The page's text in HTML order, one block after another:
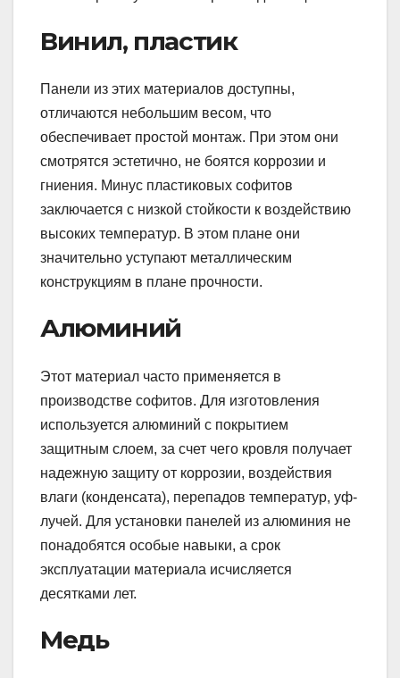
Винил, пластик
Панели из этих материалов доступны,
отличаются небольшим весом, что
обеспечивает простой монтаж. При этом они
смотрятся эстетично, не боятся коррозии и
гниения. Минус пластиковых софитов
заключается с низкой стойкости к воздействию
высоких температур. В этом плане они
значительно уступают металлическим
конструкциям в плане прочности.
Алюминий
Этот материал часто применяется в
производстве софитов. Для изготовления
используется алюминий с покрытием
защитным слоем, за счет чего кровля получает
надежную защиту от коррозии, воздействия
влаги (конденсата), перепадов температур, уф-
лучей. Для установки панелей из алюминия не
понадобятся особые навыки, а срок
эксплуатации материала исчисляется
десятками лет.
Медь